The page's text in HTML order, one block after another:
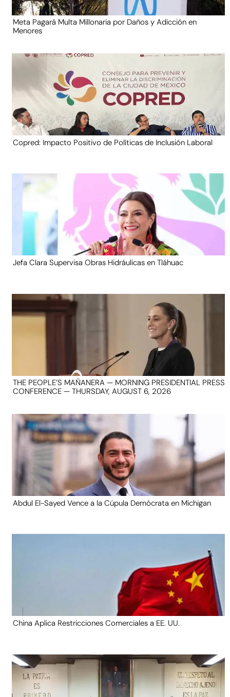
Meta Pagará Multa Millonaria por Daños y Adicción en
Menores
Copred: Impacto Positivo de Políticas de Inclusión Laboral
Jefa Clara Supervisa Obras Hidráulicas en Tláhuac
THE PEOPLE’S MAÑANERA — MORNING PRESIDENTIAL PRESS
CONFERENCE — THURSDAY, AUGUST 6, 2026
Abdul El-Sayed Vence a la Cúpula Demócrata en Michigan
China Aplica Restricciones Comerciales a EE. UU.